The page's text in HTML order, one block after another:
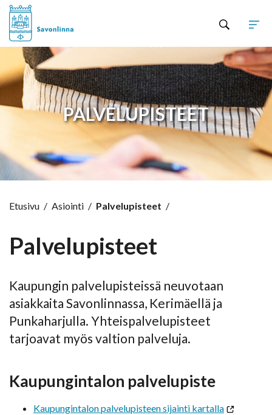
PALVELUPISTEET
Etusivu / Asiointi / Palvelupisteet /
Palvelupisteet
Kaupungin palvelupisteissä neuvotaan
asiakkaita Savonlinnassa, Kerimäellä ja
Punkaharjulla. Yhteispalvelupisteet
tarjoavat myös valtion palveluja.
Kaupungintalon palvelupiste
Kaupungintalon palvelupisteen sijainti kartalla